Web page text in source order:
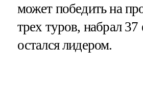
может победить на
трех туров, набрал 37
остался лидером.